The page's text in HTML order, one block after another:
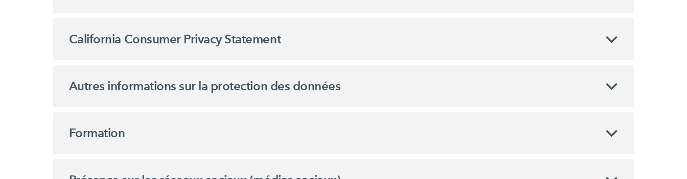
California Consumer Privacy Statement
Autres informations sur la protection des données
Formation